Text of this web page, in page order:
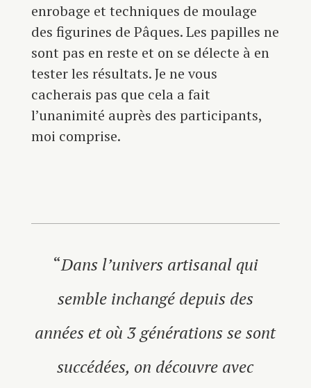
enrobage et techniques de moulage
des figurines de Pâques. Les papilles ne
sont pas en reste et on se délecte à en
tester les résultats. Je ne vous
cacherais pas que cela a fait
l’unanimité auprès des participants,
moi comprise.
“Dans l’univers artisanal qui
semble inchangé depuis des
années et où 3 générations se sont
succédées, on découvre avec